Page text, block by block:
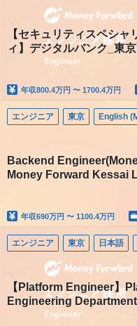
【セキュリティスペシ
ィ】デジタルバンク_東
年収800.4万円 〜 1700.4万円
エンジニア 東京
Backend
Money Forward Kessai
年収690万円 〜 1100.4万円
エンジニア 東京 日本語
【Platform Engineer】
Engineering